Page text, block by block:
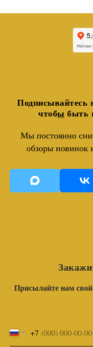
Подписывайтесь
чтобы быть
Мы постоянно
обзоры новинок
Присылайте нам
+7